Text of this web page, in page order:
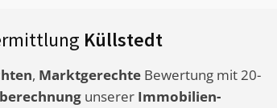
Küllstedt
, Marktgerechte Bewertung mit 20-
unserer Immobilien-